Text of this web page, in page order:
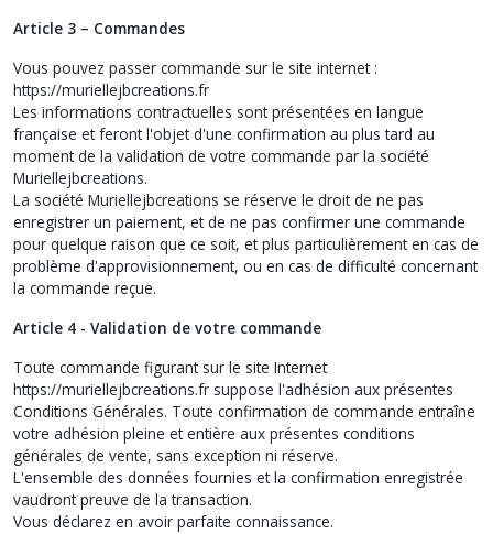
Article 3 – Commandes
Vous pouvez passer commande sur le site internet :
https://muriellejbcreations.fr
Les informations contractuelles sont présentées en langue
française et feront l'objet d'une confirmation au plus tard au
moment de la validation de votre commande par la société
Muriellejbcreations.
La société Muriellejbcreations se réserve le droit de ne pas
enregistrer un paiement, et de ne pas confirmer une commande
pour quelque raison que ce soit, et plus particulièrement en cas de
problème d'approvisionnement, ou en cas de difficulté concernant
la commande reçue.
Article 4 - Validation de votre commande
Toute commande figurant sur le site Internet
https://muriellejbcreations.fr suppose l'adhésion aux présentes
Conditions Générales. Toute confirmation de commande entraîne
votre adhésion pleine et entière aux présentes conditions
générales de vente, sans exception ni réserve.
L'ensemble des données fournies et la confirmation enregistrée
vaudront preuve de la transaction.
Vous déclarez en avoir parfaite connaissance.